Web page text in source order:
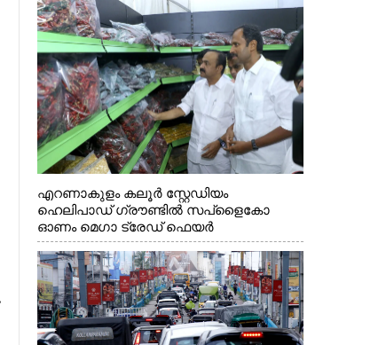
എറണാകുളം കലൂർ സ്റ്റേഡിയം
ഹെലിപാഡ് ഗ്രൗണ്ടിൽ സപ്ളൈകോ
ഓണം മെഗാ ട്രേഡ് ഫെയർ
സംസ്ഥാനതല ഉദ്ഘാടനം നിർവഹിച്ച്
സ്റ്റാൾ സന്ദർശിക്കുന്ന മുഖ്യമന്ത്രി വി.ഡി.
സതീശൻ. മന്ത്രി അനൂപ് ജേക്കബ് സമീപം